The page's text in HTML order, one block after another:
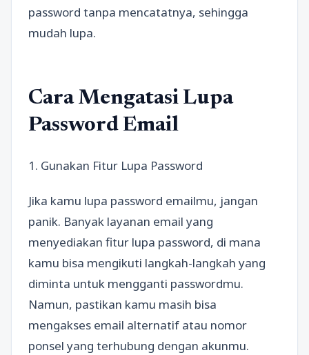
password tanpa mencatatnya, sehingga
mudah lupa.
Cara Mengatasi Lupa
Password Email
1. Gunakan Fitur Lupa Password
Jika kamu lupa password emailmu, jangan
panik. Banyak layanan email yang
menyediakan fitur lupa password, di mana
kamu bisa mengikuti langkah-langkah yang
diminta untuk mengganti passwordmu.
Namun, pastikan kamu masih bisa
mengakses email alternatif atau nomor
ponsel yang terhubung dengan akunmu.